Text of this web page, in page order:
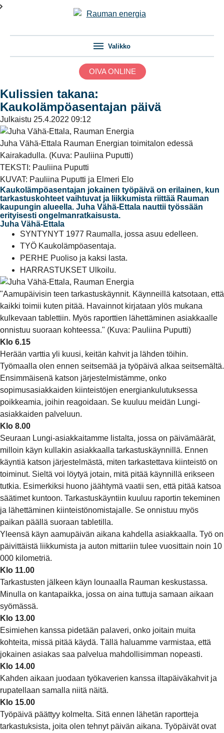
Valikko
OIVA ONLINE
Kulissien takana:
Kaukolämpöasentajan päivä
Julkaistu 25.4.2022 09:12
Juha Vähä-Ettala Rauman Energian toimitalon edessä
Kairakadulla. (Kuva: Pauliina Puputti)
TEKSTI: Pauliina Puputti
KUVAT: Pauliina Puputti ja Elmeri Elo
Kaukolämpöasentajan jokainen työpäivä on erilainen, kun
tarkastuskohteet vaihtuvat ja liikkumista riittää Rauman
kaupungin alueella. Juha Vähä-Ettala nauttii työssään
erityisesti ongelmanratkaisusta.
Juha Vähä-Ettala
SYNTYNYT 1977 Raumalla, jossa asuu edelleen.
TYÖ Kaukolämpöasentaja.
PERHE Puoliso ja kaksi lasta.
HARRASTUKSET Ulkoilu.
"Aamupäivisin teen tarkastuskäynnit. Käynneillä katsotaan, että
kaikki toimii kuten pitää. Havainnot kirjataan ylös mukana
kulkevaan tablettiin. Myös raporttien lähettäminen asiakkaalle
onnistuu suoraan kohteessa." (Kuva: Pauliina Puputti)
Klo 6.15
Herään varttia yli kuusi, keitän kahvit ja lähden töihin.
Työmaalla olen ennen seitsemää ja työpäivä alkaa seitsemältä.
Ensimmäisenä katson järjestelmistämme, onko
sopimusasiakkaiden kiinteistöjen energiankulutuksessa
poikkeamia, joihin reagoidaan. Se kuuluu meidän Lungi-
asiakkaiden palveluun.
Klo 8.00
Seuraan Lungi-asiakkaitamme listalta, jossa on päivämäärät,
milloin käyn kullakin asiakkaalla tarkastuskäynnillä. Ennen
käyntiä katson järjestelmästä, miten tarkastettava kiinteistö on
toiminut. Sieltä voi löytyä jotain, mitä pitää käynnillä erikseen
tutkia. Esimerkiksi huono jäähtymä vaatii sen, että pitää katsoa
säätimet kuntoon. Tarkastuskäyntiin kuuluu raportin tekeminen
ja lähettäminen kiinteistönomistajalle. Se onnistuu myös
paikan päällä suoraan tabletilla.
Yleensä käyn aamupäivän aikana kahdella asiakkaalla. Työ on
päivittäistä liikkumista ja auton mittariin tulee vuosittain noin 10
000 kilometriä.
Klo 11.00
Tarkastusten jälkeen käyn lounaalla Rauman keskustassa.
Minulla on kantapaikka, jossa on aina tuttuja samaan aikaan
syömässä.
Klo 13.00
Esimiehen kanssa pidetään palaveri, onko joitain muita
kohteita, missä pitää käydä. Tällä haluamme varmistaa, että
jokainen asiakas saa palvelua mahdollisimman nopeasti.
Klo 14.00
Kahden aikaan juodaan työkaverien kanssa iltapäiväkahvit ja
rupatellaan samalla niitä näitä.
Klo 15.00
Työpäivä päättyy kolmelta. Sitä ennen lähetän raportteja
tarkastuksista, joita olen tehnyt päivän aikana. Työpäivät ovat